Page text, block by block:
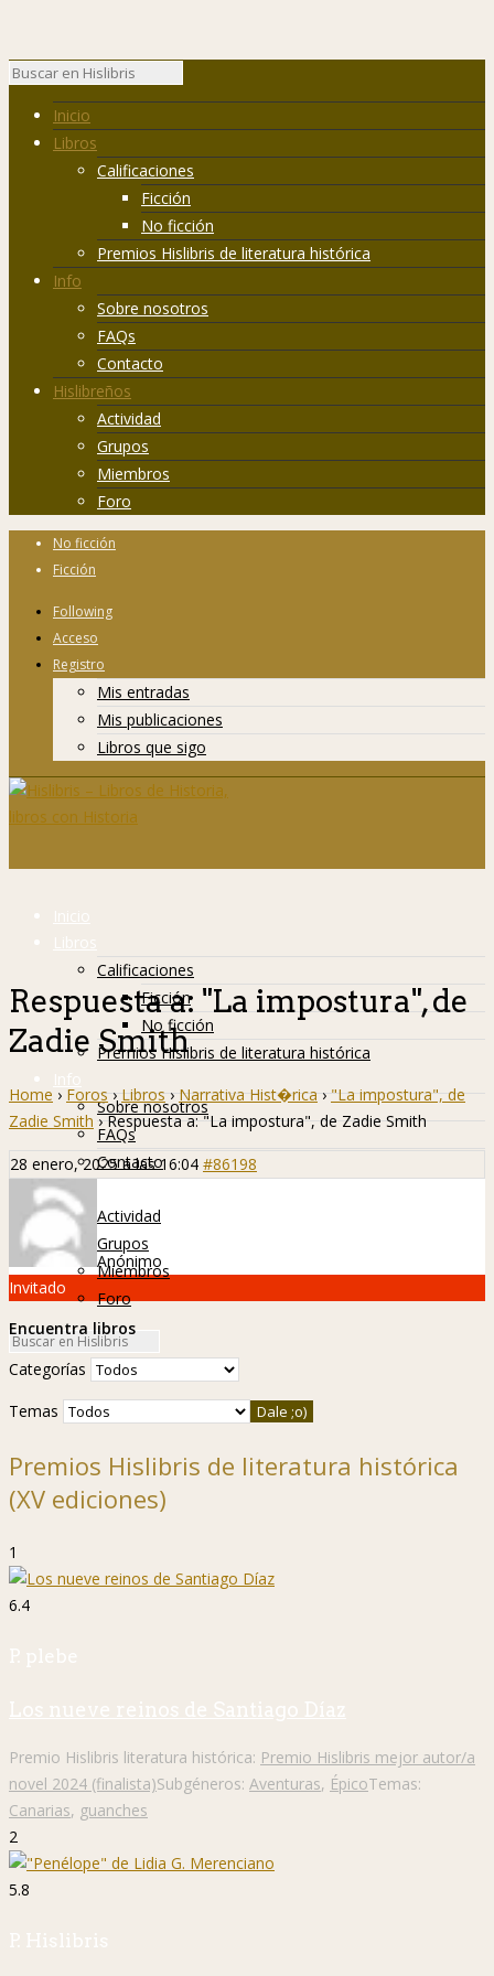
Inicio
Libros
Calificaciones
Ficción
No ficción
Premios Hislibris de literatura histórica
Info
Sobre nosotros
FAQs
Contacto
Hislibreños
Actividad
Grupos
Miembros
Foro
No ficción
Ficción
Following
Acceso
Registro
Mis entradas
Mis publicaciones
Libros que sigo
Inicio
Libros
Calificaciones
Ficción
No ficción
Premios Hislibris de literatura histórica
Info
Sobre nosotros
FAQs
Contacto
Hislibreños
Actividad
Grupos
Miembros
Foro
Respuesta a: "La impostura", de
Zadie Smith
Home › Foros › Libros › Narrativa Hist�rica › "La impostura", de
Zadie Smith › Respuesta a: "La impostura", de Zadie Smith
28 enero, 2025 a las 16:04 #86198
Anónimo
Invitado
Encuentra libros
Categorías
Temas
Premios Hislibris de literatura histórica
(XV ediciones)
1
6.4
P. plebe
Los nueve reinos de Santiago Díaz
Premio Hislibris literatura histórica: Premio Hislibris mejor autor/a
novel 2024 (finalista)Subgéneros: Aventuras, ÉpicoTemas:
Canarias, guanches
2
5.8
P. Hislibris